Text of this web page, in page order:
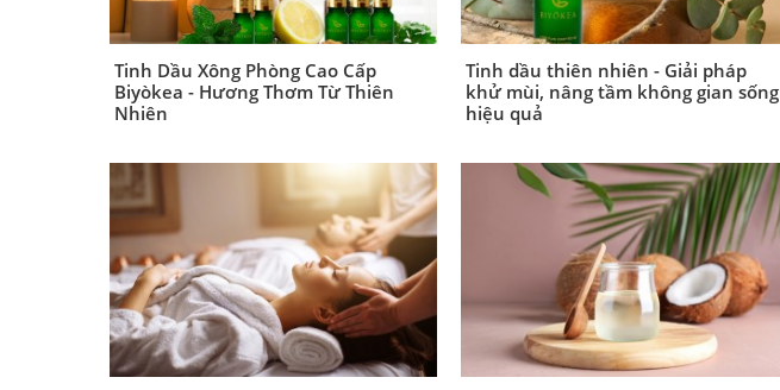
Tinh Dầu Xông Phòng Cao Cấp
Biyòkea - Hương Thơm Từ Thiên
Nhiên
Tinh dầu thiên nhiên - Giải pháp
khử mùi, nâng tầm không gian sống
hiệu quả